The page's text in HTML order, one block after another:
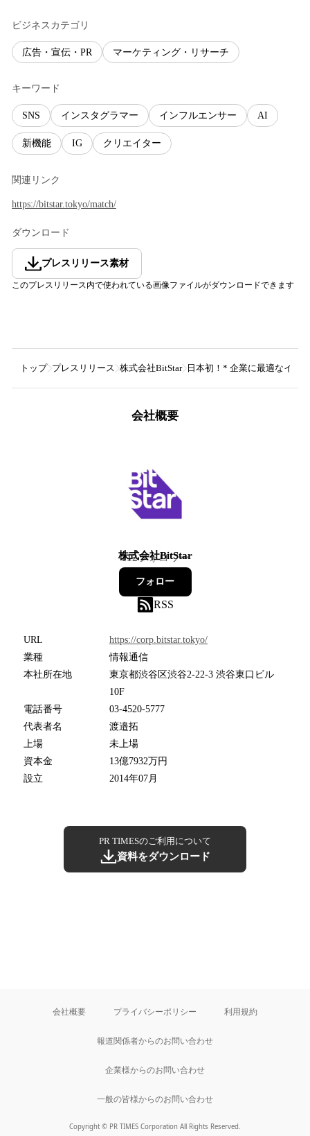
ビジネスカテゴリ
広告・宣伝・PR マーケティング・リサーチ
キーワード
SNS インスタグラマー インフルエンサー AI
新機能 IG クリエイター
関連リンク
https://bitstar.tokyo/match/
ダウンロード
プレスリリース素材
このプレスリリース内で使われている画像ファイルがダウンロードできます
トップ プレスリリース 株式会社BitStar 日本初！* 企業に最適なイン
会社概要
株式会社BitStar
112フォロワー
フォロー
RSS
URL
https://corp.bitstar.tokyo/
業種
情報通信
本社所在地
東京都渋谷区渋谷2-22-3 渋谷東口ビル
10F
電話番号
03-4520-5777
代表者名
渡邉拓
上場
未上場
資本金
13億7932万円
設立
2014年07月
PR TIMESのご利用について
資料をダウンロード
会社概要 プライバシーポリシー 利用規約
報道関係者からのお問い合わせ
企業様からのお問い合わせ
一般の皆様からのお問い合わせ
Copyright © PR TIMES Corporation All Rights Reserved.